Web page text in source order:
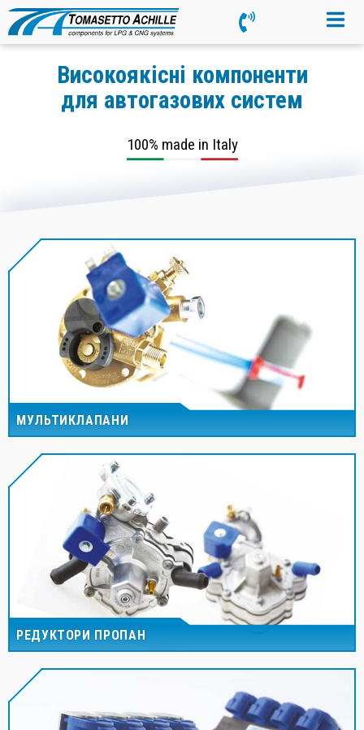
Високоякісні компоненти
для автогазових систем
100% made in Italy
МУЛЬТИКЛАПАНИ
РЕДУКТОРИ ПРОПАН